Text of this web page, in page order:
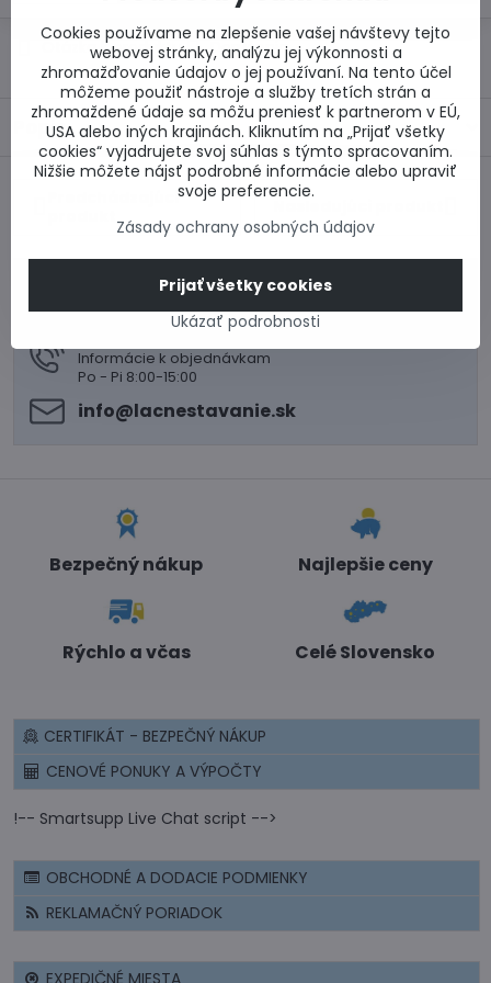
Otázka k produktu Doručenia
Popis
Predchádzajúci
0917 969 003
Technické poradenstvo
0948 987 787
Informácie k objednávkam
Po - Pi 8:00-15:00
info​@lacnestavanie​.sk
Bezpečný nákup Najlepšie ceny
Rýchlo a včas Celé Slovensko
CERTIFIKÁT - BEZPEČNÝ NÁKUP
CENOVÉ PONUKY A VÝPOČTY
!-- Smartsupp Live Chat script -->
OBCHODNÉ A DODACIE PODMIENKY
REKLAMAČNÝ PORIADOK
EXPEDIČNÉ MIESTA
Cookies používame na zlepšenie vašej návštevy tejto
webovej stránky, analýzu jej výkonnosti a
zhromažďovanie údajov o jej používaní. Na tento účel
môžeme použiť nástroje a služby tretích strán a
zhromaždené údaje sa môžu preniesť k partnerom v EÚ,
USA alebo iných krajinách. Kliknutím na „Prijať všetky
cookies“ vyjadrujete svoj súhlas s týmto spracovaním.
Nižšie môžete nájsť podrobné informácie alebo upraviť
svoje preferencie.
Zásady ochrany osobných údajov
Ukázať podrobnosti
Prijať všetky cookies